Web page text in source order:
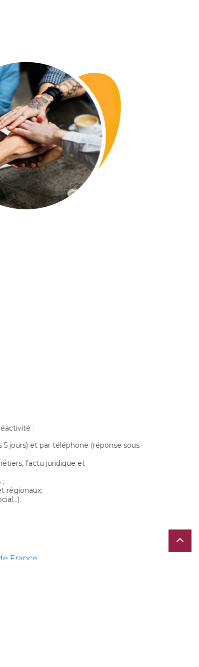
:
jours) et par téléphone (réponse sous
l’actu juridique et
;
régionaux;